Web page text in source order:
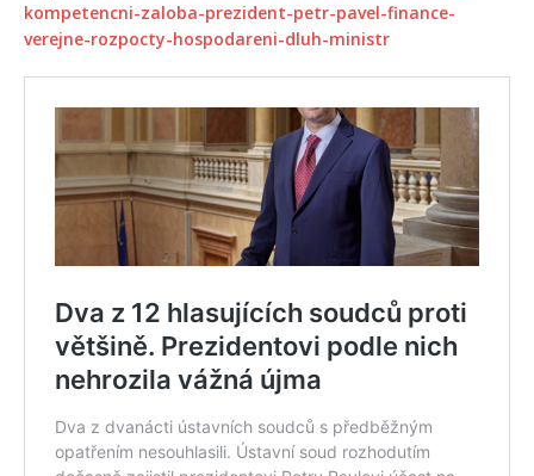
kompetencni-zaloba-prezident-petr-pavel-finance-
verejne-rozpocty-hospodareni-dluh-ministr